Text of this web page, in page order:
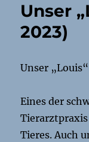
Unser
2023)
Unser
Eines der
Tierarztpraxis
Tieres. Auch